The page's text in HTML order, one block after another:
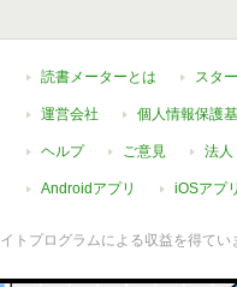
読書メーターとは スタ
運営会社 個人情報保護
ヘルプ ご意見 法人
Androidアプリ iOSアプリ
トプログラムによる収益を得てい